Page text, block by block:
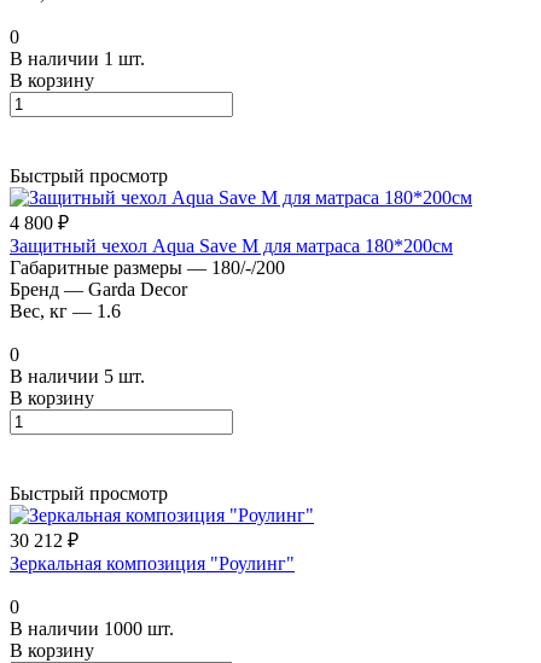
0
В наличии 1 шт.
В корзину
Быстрый просмотр
4 800 ₽
Защитный чехол Aqua Save M для матраса 180*200см
Габаритные размеры — 180/-/200
Бренд — Garda Decor
Вес, кг — 1.6
0
В наличии 5 шт.
В корзину
Быстрый просмотр
30 212 ₽
Зеркальная композиция "Роулинг"
0
В наличии 1000 шт.
В корзину